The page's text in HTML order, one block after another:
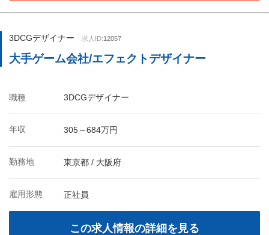
3DCGデザイナー 求人ID:12057
大手ゲーム会社/エフェクトデザイナー
職種 3DCGデザイナー
年収 305～684万円
勤務地 東京都 / 大阪府
雇用形態 正社員
この求人情報の詳細を見る